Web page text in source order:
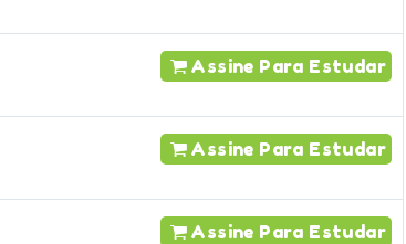
Assine Para Estudar
Assine Para Estudar
Assine Para Estudar